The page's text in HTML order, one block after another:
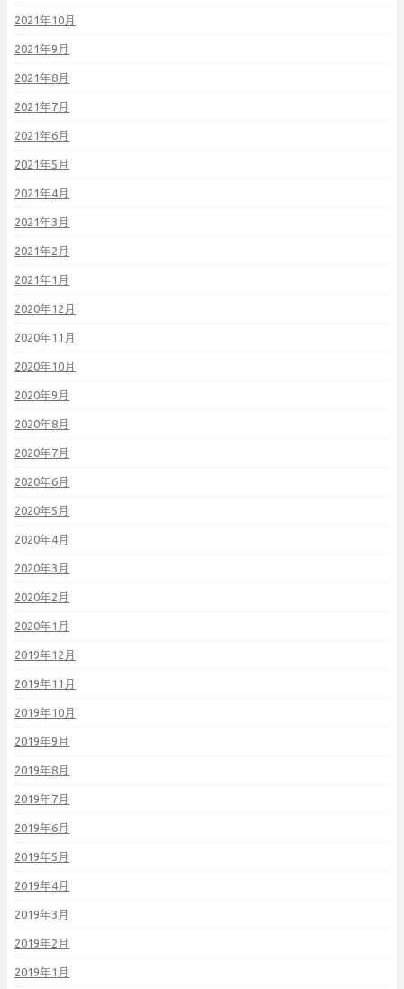
2021年10月
2021年9月
2021年8月
2021年7月
2021年6月
2021年5月
2021年4月
2021年3月
2021年2月
2021年1月
2020年12月
2020年11月
2020年10月
2020年9月
2020年8月
2020年7月
2020年6月
2020年5月
2020年4月
2020年3月
2020年2月
2020年1月
2019年12月
2019年11月
2019年10月
2019年9月
2019年8月
2019年7月
2019年6月
2019年5月
2019年4月
2019年3月
2019年2月
2019年1月